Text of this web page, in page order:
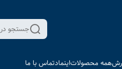
جستجو
همه محصولاتاینمادتماس با ما